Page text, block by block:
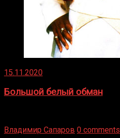
15.11.2020
Большой белый обман
Владимир Сапаров 0 comments